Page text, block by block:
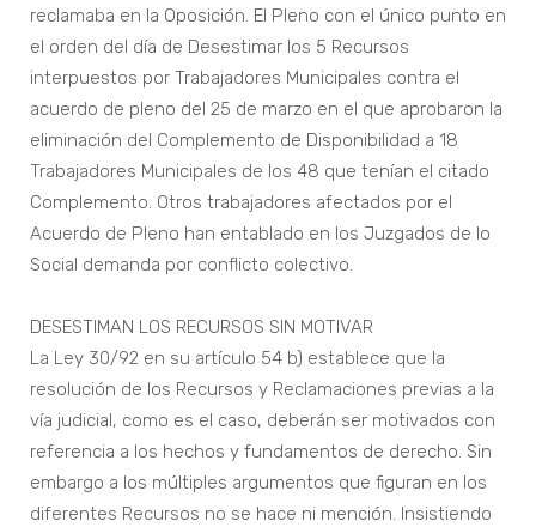
reclamaba en la Oposición. El Pleno con el único punto en
el orden del día de Desestimar los 5 Recursos
interpuestos por Trabajadores Municipales contra el
acuerdo de pleno del 25 de marzo en el que aprobaron la
eliminación del Complemento de Disponibilidad a 18
Trabajadores Municipales de los 48 que tenían el citado
Complemento. Otros trabajadores afectados por el
Acuerdo de Pleno han entablado en los Juzgados de lo
Social demanda por conflicto colectivo.
DESESTIMAN LOS RECURSOS SIN MOTIVAR
La Ley 30/92 en su artículo 54 b) establece que la
resolución de los Recursos y Reclamaciones previas a la
vía judicial, como es el caso, deberán ser motivados con
referencia a los hechos y fundamentos de derecho. Sin
embargo a los múltiples argumentos que figuran en los
diferentes Recursos no se hace ni mención. Insistiendo